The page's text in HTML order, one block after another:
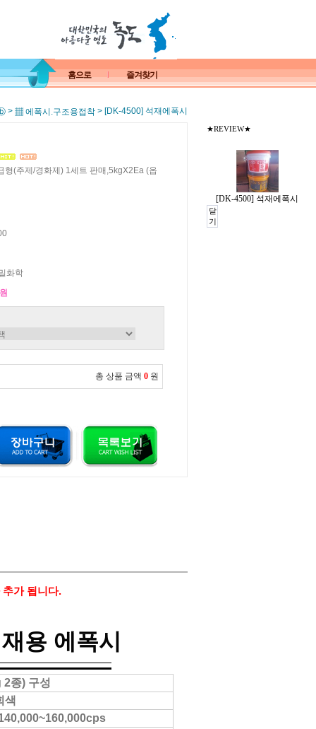
★REVIEW★
[DK-4500] 석재에폭시
닫
기
홈으로 즐겨찾기
> ▦ 에폭시.구조용접착 > [DK-4500] 석재에폭시
형(주제/경화제) 1세트 판매,5kgX2Ea (옵
화학
총 상품 금액 0 원
가 됩니다.
용 에폭시
종) 구성
색